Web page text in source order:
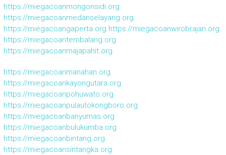
https://miegacoanmongonsidi.org
https://miegacoanmedanselayang.org
https://miegacoangaperta.org https://miegacoanwirobrajan.org
https://miegacoantembalang.org
https://miegacoanmajapahit.org
https://miegacoanmanahan.org
https://miegacoankayongutara.org
https://miegacoanpohuwato.org
https://miegacoanpulautokongboro.org
https://miegacoanbanyumas.org
https://miegacoanbulukumba.org
https://miegacoanbintang.org
https://miegacoansintangka.org